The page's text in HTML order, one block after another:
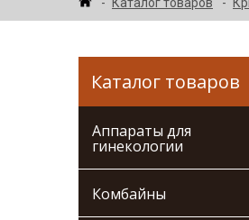
Каталог товаров
Аппараты для
гинекологии
Комбайны